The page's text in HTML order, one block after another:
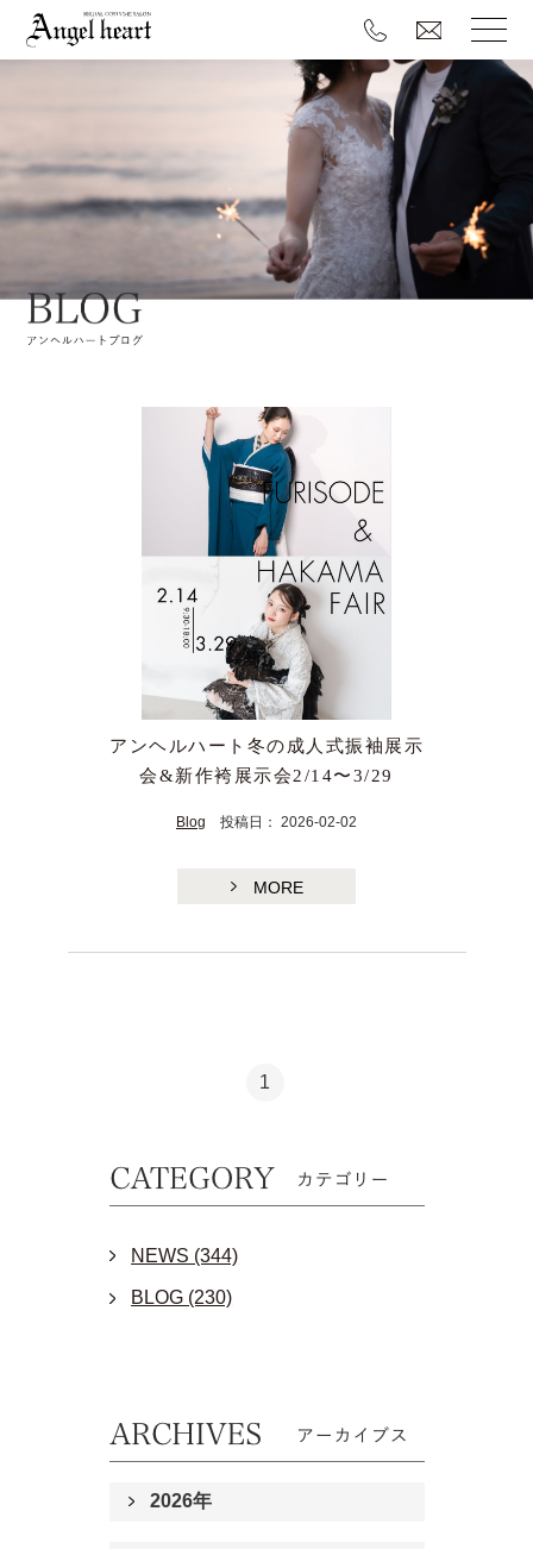
アンヘルハート冬の成人式振袖展示
会&新作袴展示会2/14〜3/29
Blog 投稿日： 2026-02-02
MORE
1
NEWS (344)
BLOG (230)
2026年